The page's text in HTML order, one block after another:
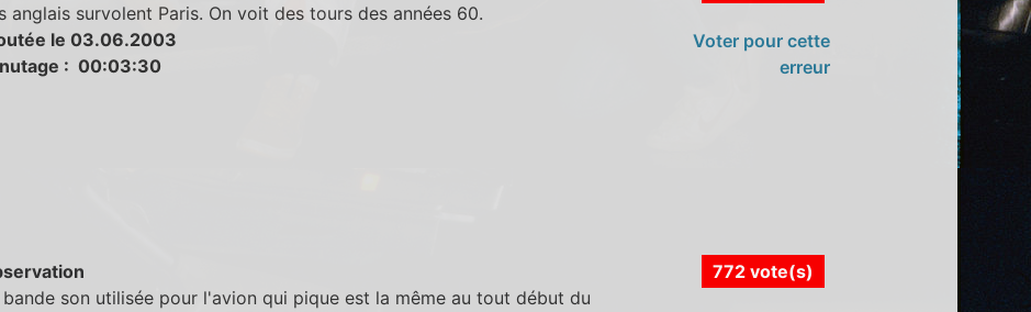
anglais survolent Paris. On voit des tours des années 60.
le 03.06.2003
: 00:03:30
Voter pour cette
erreur
bande son utilisée pour l'avion qui pique est la même au tout début du
772 vote(s)